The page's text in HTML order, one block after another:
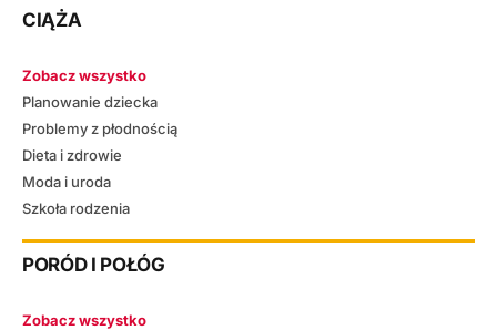
CIĄŻA
Zobacz wszystko
Planowanie dziecka
Problemy z płodnością
Dieta i zdrowie
Moda i uroda
Szkoła rodzenia
PORÓD I POŁÓG
Zobacz wszystko